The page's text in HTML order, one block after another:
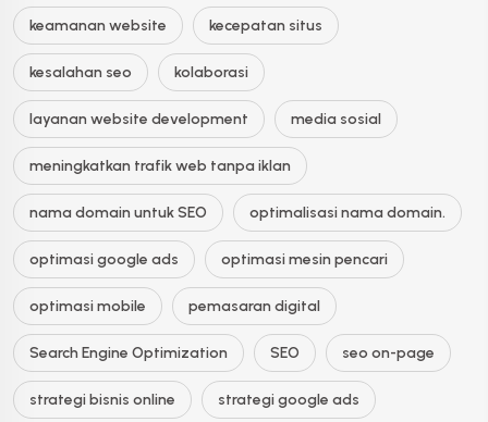
keamanan website kecepatan situs
kesalahan seo kolaborasi
layanan website development media sosial
meningkatkan trafik web tanpa iklan
nama domain untuk SEO optimalisasi nama domain.
optimasi google ads optimasi mesin pencari
optimasi mobile pemasaran digital
Search Engine Optimization SEO seo on-page
strategi bisnis online strategi google ads